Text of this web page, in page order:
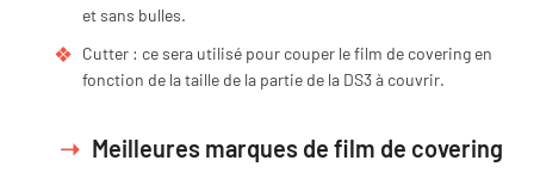
et sans bulles.
Cutter : ce sera utilisé pour couper le film de covering en
fonction de la taille de la partie de la DS3 à couvrir.
Meilleures marques de film de covering